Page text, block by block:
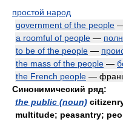
простой народ
government of the people
a roomful of people —
to be of the people —
the mass of the people —
the French people —
Синонимический ряд:
the public (noun)
multitude; peasantry;